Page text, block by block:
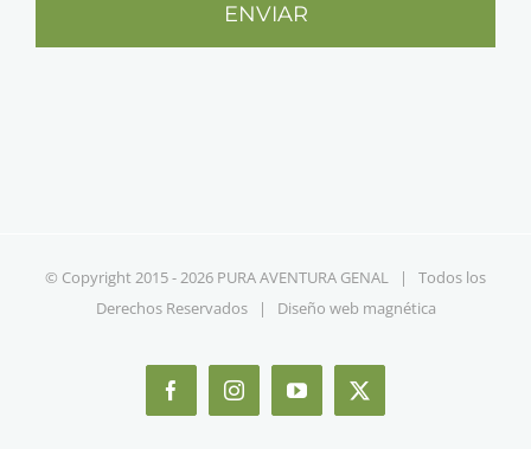
ENVIAR
© Copyright 2015 -2026 PURA AVENTURA GENAL | Todos los
Derechos Reservados | Diseño web magnética
FacebookInstagramYouTube
X